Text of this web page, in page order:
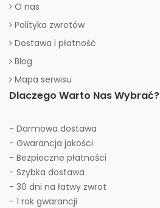
O nas
Polityka zwrotów
Dostawa i płatność
Blog
Mapa serwisu
Dlaczego Warto Nas Wybrać?
- Darmowa dostawa
- Gwarancja jakości
- Bezpieczne płatności
- Szybka dostawa
- 30 dni na łatwy zwrot
- 1 rok gwarancji